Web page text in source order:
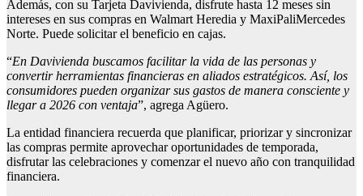
Además, con su Tarjeta Davivienda, disfrute hasta 12 meses sin
intereses en sus compras en Walmart Heredia y MaxiPaliMercedes
Norte. Puede solicitar el beneficio en cajas.
“En Davivienda buscamos facilitar la vida de las personas y
convertir herramientas financieras en aliados estratégicos. Así, los
consumidores pueden organizar sus gastos de manera consciente y
llegar a 2026 con ventaja”, agrega Agüero.
La entidad financiera recuerda que planificar, priorizar y sincronizar
las compras permite aprovechar oportunidades de temporada,
disfrutar las celebraciones y comenzar el nuevo año con tranquilidad
financiera.